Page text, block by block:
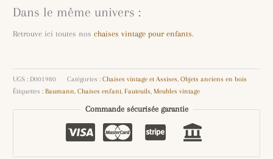
Dans le même univers :
Retrouve ici toutes noschaises vintage pour enfants.
UGS : D001980 Catégories :Chaises vintage et Assises,Objets anciens en bois
Étiquettes :Baumann,Chaises enfant,Fauteuils,Meubles vintage
Commande sécurisée garantie